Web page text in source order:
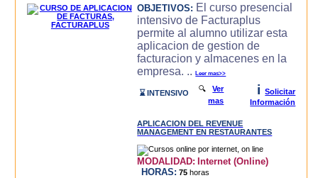
OBJETIVOS: El curso presencial
intensivo de Facturaplus
permite al alumno utilizar esta
aplicacion de gestion de
facturacion y almacenes en la
empresa. ..Leer mas>>
⌛ INTENSIVO 🔍Ver
mas
i
Solicitar
Información
APLICACION DEL REVENUE
MANAGEMENT EN RESTAURANTES
MODALIDAD: Internet (Online)
HORAS: 75 horas